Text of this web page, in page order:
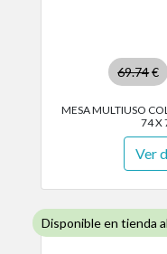
69.74€
MESA MULTIUSO
74 X
Ver
Disponible en tienda